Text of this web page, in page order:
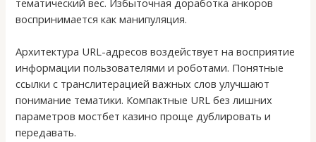
воспринимается как манипуляция.
Архитектура URL-адресов воздействует на восприятие
информации пользователями и роботами. Понятные
ссылки с транслитерацией важных слов улучшают
понимание тематики. Компактные URL без лишних
параметров мостбет казино проще дублировать и
передавать.